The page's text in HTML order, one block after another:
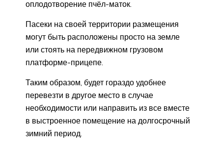
оплодотворение пчёл-маток.
Пасеки на своей территории размещения
могут быть расположены просто на земле
или стоять на передвижном грузовом
платформе-прицепе.
Таким образом, будет гораздо удобнее
перевезти в другое место в случае
необходимости или направить из все вместе
в выстроенное помещение на долгосрочный
зимний период.